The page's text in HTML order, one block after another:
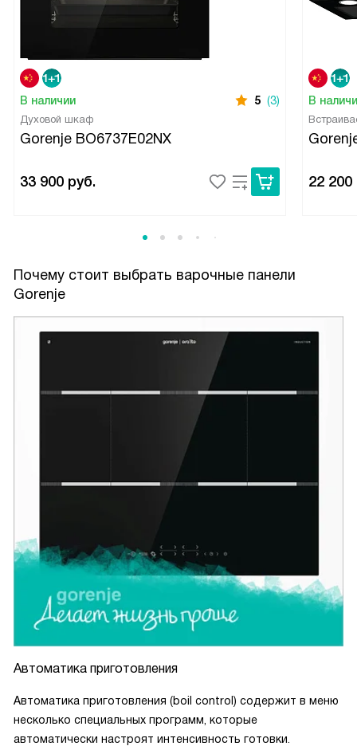
В наличии 5 (3)
Духовой шкаф
Gorenje BO6737E02NX
33 900 руб.
В
22 200
Почему стоит выбрать варочные панели
Gorenje
Автоматика приготовления
Автоматика приготовления (boil control) содержит в меню
несколько специальных программ, которые
автоматически настроят интенсивность готовки.